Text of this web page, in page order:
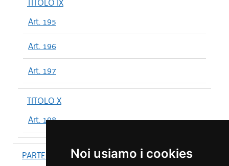
Noi usiamo i cookies
TITOLO IX
Art. 195
Art. 196
Art. 197
TITOLO X
Art. 198
PARTE IV